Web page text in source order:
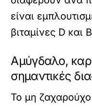
είναι
βιταμίνες D και
Αμύγδαλο,
σημαντικές
Το μη